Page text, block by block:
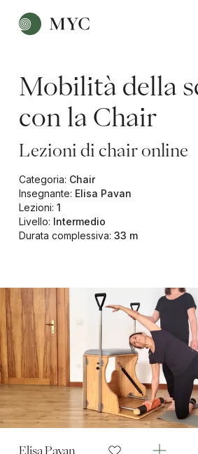
Mobilità della
con la Chair
Lezioni di chair online
Categoria: Chair
Insegnante: Elisa Pavan
Lezioni: 1
Livello: Intermedio
Durata complessiva: 33 m
Elisa Pavan